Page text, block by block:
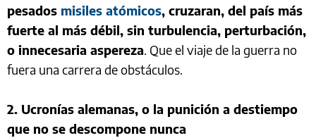
pesados misiles atómicos, cruzaran, del país más
fuerte al más débil, sin turbulencia, perturbación,
o innecesaria aspereza. Que el viaje de la guerra no
fuera una carrera de obstáculos.
2. Ucronías alemanas, o la punición a destiempo
que no se descompone nunca